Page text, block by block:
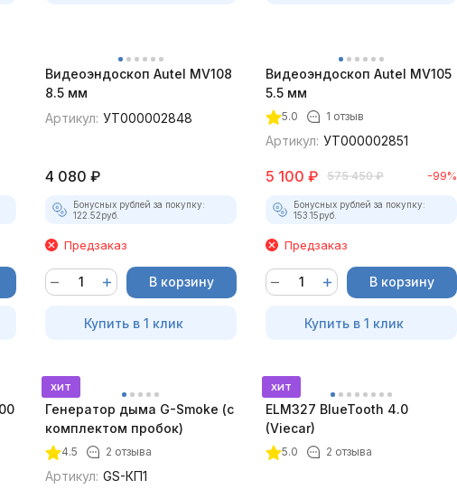
Видеоэндоскоп Autel MV108
8.5 мм
Артикул: УТ000002848
4 080 ₽
Бонусных рублей за покупку:
122.52руб.
Предзаказ
В корзину
Купить в 1 клик
Видеоэндоскоп Autel MV105
5.5 мм
5.0 1 отзыв
Артикул: УТ000002851
5 100 ₽ 575 450 ₽ -99%
Бонусных рублей за покупку:
153.15руб.
Предзаказ
В корзину
Купить в 1 клик
хит
Генератор дыма G-Smoke (c
комплектом пробок)
4.5 2 отзыва
Артикул: GS-КП1
хит
ELM327 BlueTooth 4.0
(Viecar)
5.0 2 отзыва